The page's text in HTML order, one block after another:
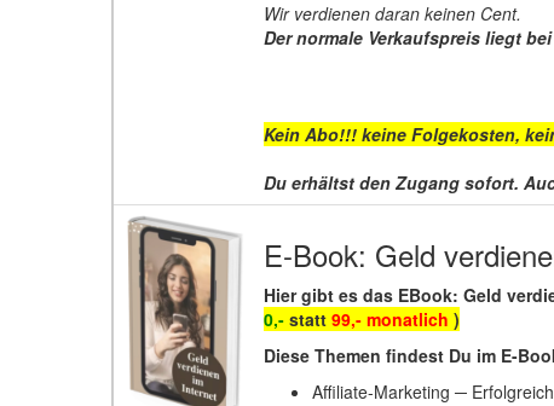
Wir verdienen daran keinen Cent.
Der normale Verkaufspreis liegt
Kein Abo!!! keine Folgekosten,
Du erhältst den Zugang sofort.
E-Book: Geld
Hier gibt es das EBook: Geld
0,- statt 99,- monatlich )
Diese Themen findest Du im E-
Affiliate-Marketing ─